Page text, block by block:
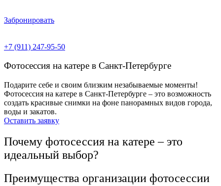
Забронировать
+7 (911) 247-95-50
Фотосессия на катере в Санкт-Петербурге
Подарите себе и своим близким незабываемые моменты!
Фотосессия на катере в Санкт-Петербурге – это возможность
создать красивые снимки на фоне панорамных видов города,
воды и закатов.
Оставить заявку
Почему фотосессия на катере – это
идеальный выбор?
Преимущества организации фотосессии